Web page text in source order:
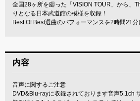
全国28ヶ所を廻った「VISION TOUR」から、
りとなる日本武道館の模様を収録！
Best Of Best選曲のパフォーマンスを2時間21分
内容
音声に関するご注意
DVD&Blu-rayに収録されております音声5.1ch